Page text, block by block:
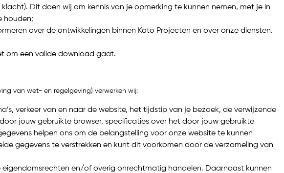
Dit doen wij om kennis van je opmerking te kunnen nemen, met je in
houden;
over de ontwikkelingen binnen Kato Projecten en over onze diensten.
om een valide download gaat.
van wet- en regelgeving) verwerken wij:
verkeer van en naar de website, het tijdstip van je bezoek, de verwijzende
jouw gebruikte browser, specificaties over het door jouw gebruikte
helpen ons om de belangstelling voor onze website te kunnen
gegevens te verstrekken en kunt dit voorkomen door de verzameling van
en/of overig onrechtmatig handelen. Daarnaast kunnen